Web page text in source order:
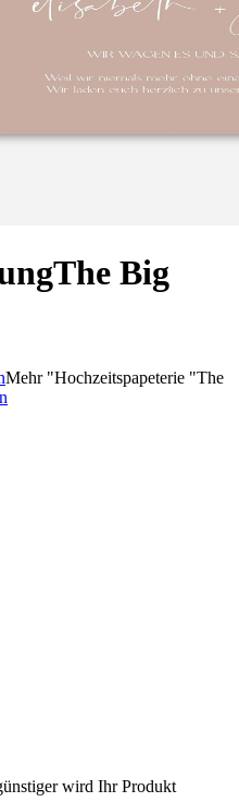
The Big
Mehr"Hochzeitspapeterie "The
wird Ihr Produkt